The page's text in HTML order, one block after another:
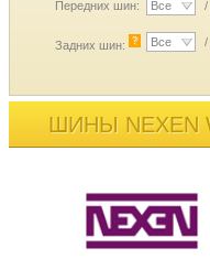
Передних шин: Все /
Задних шин: ? Все /
ШИНЫ NEXEN